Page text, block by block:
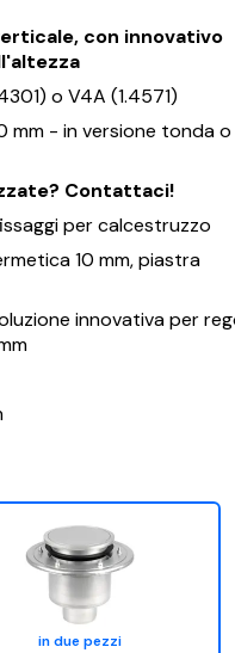
con innovativo
o V4A (1.4571)
mm - in versione tonda o
Contattaci!
per calcestruzzo
10 mm, piastra
innovativa per
in due pezzi